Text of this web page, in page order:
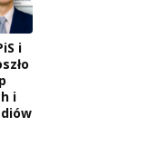
i
i